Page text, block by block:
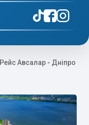
Рейс Авсалар - Дніпро